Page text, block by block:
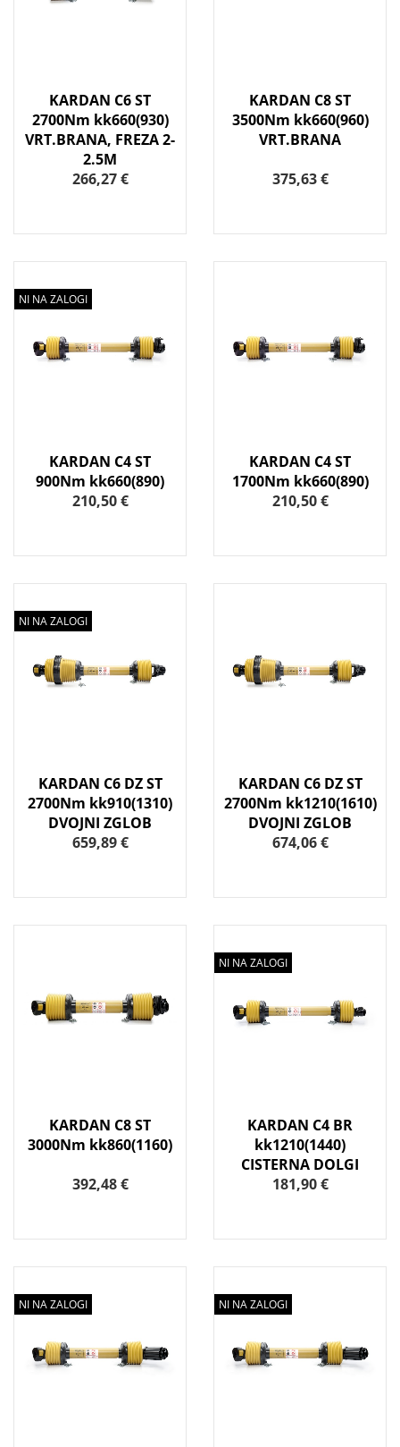
KARDAN C6 ST
2700Nm kk660(930)
VRT.BRANA, FREZA 2-
2.5M
266,27 €
KARDAN C8 ST
3500Nm kk660(960)
VRT.BRANA
375,63 €
NI NA ZALOGI
KARDAN C4 ST
900Nm kk660(890)
210,50 €
KARDAN C4 ST
1700Nm kk660(890)
210,50 €
NI NA ZALOGI
KARDAN C6 DZ ST
2700Nm kk910(1310)
DVOJNI ZGLOB
659,89 €
KARDAN C6 DZ ST
2700Nm kk1210(1610)
DVOJNI ZGLOB
674,06 €
KARDAN C8 ST
3000Nm kk860(1160)
392,48 €
NI NA ZALOGI
KARDAN C4 BR
kk1210(1440)
CISTERNA DOLGI
181,90 €
NI NA ZALOGI NI NA ZALOGI